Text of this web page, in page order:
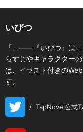
いびつ
「」――『いびつ』は
らすじやキャラクター
は、イラスト付きの
す。
/ TapNovel公式